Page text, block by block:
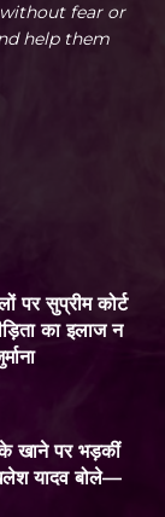
fear or
help them
पर सुप्रीम कोर्ट
का इलाज न
के खाने पर भड़कीं
यादव बोले—